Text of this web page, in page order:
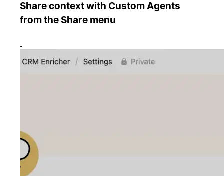
Share context with Custom Agents
from the Share menu